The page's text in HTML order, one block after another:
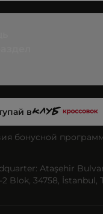
в
бонусной
Ataşehir
Blok, 34758, İstanbul,